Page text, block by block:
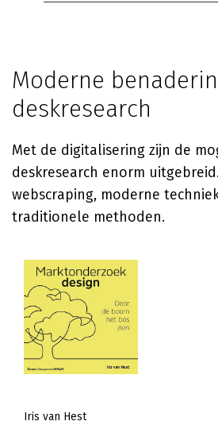
Moderne
deskresearch
Met de digitalisering zijn de
deskresearch enorm
webscraping, moderne
traditionele methoden.
Iris van Hest